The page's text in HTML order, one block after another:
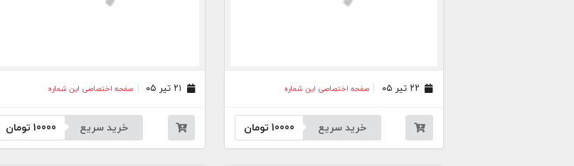
صفحه اختصاصی این شماره
خرید سریع 10000 تومان
صفحه اختصاصی این شماره
خرید سریع 10000تومان